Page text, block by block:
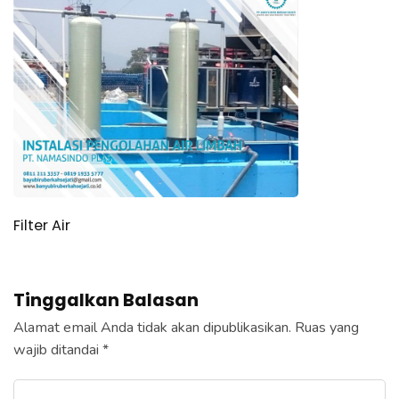
Filter Air
Tinggalkan Balasan
Alamat email Anda tidak akan dipublikasikan. Ruas yang
wajib ditandai *